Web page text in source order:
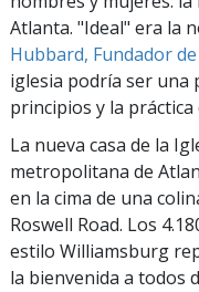
Atlanta. "Ideal" era la
Hubbard, Fundador
iglesia podría ser una
principios y la
La nueva casa de la
metropolitana de
en la cima de una
Roswell Road. Los
estilo Williamsburg
la bienvenida a todos